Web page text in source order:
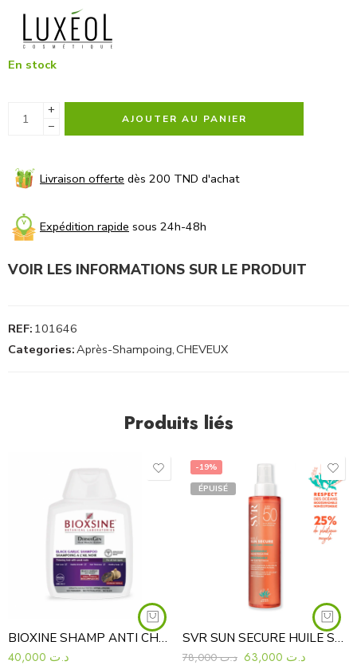
En stock
+
−
AJOUTER AU PANIER
Livraison offerte dès 200 TND d'achat
Expédition rapide sous 24h-48h
VOIR LES INFORMATIONS SUR LE PRODUIT
REF: 101646
Categories:Après-Shampoing,CHEVEUX
Produits liés
BIOXINE SHAMP ANTI CHUTE AIL NOIR FL300
د.ت
-19%
ÉPUISÉ
SVR SUN SECURE HUILE SECHE SPF50+
د.ت78,000 د.ت